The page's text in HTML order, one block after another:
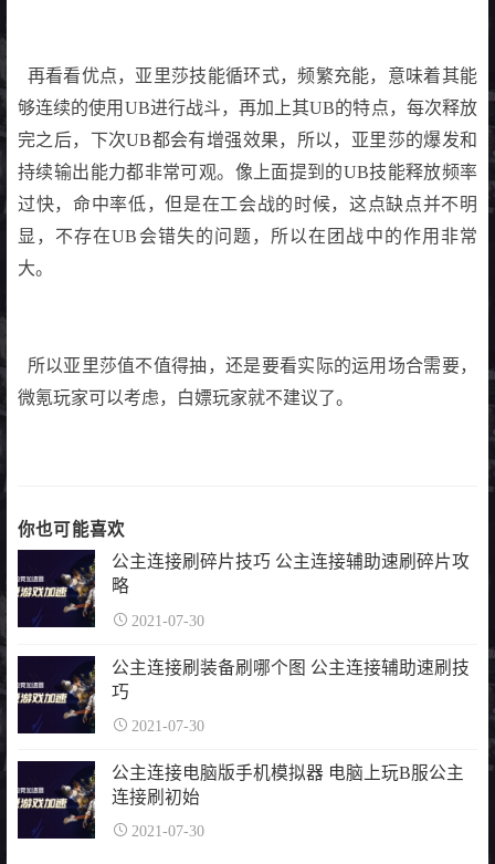
再看看优点，亚里莎技能循环式，频繁充能，意味着其能
够连续的使用UB进行战斗，再加上其UB的特点，每次释放
完之后，下次UB都会有增强效果，所以，亚里莎的爆发和
持续输出能力都非常可观。像上面提到的UB技能释放频率
过快，命中率低，但是在工会战的时候，这点缺点并不明
显，不存在UB会错失的问题，所以在团战中的作用非常
大。
所以亚里莎值不值得抽，还是要看实际的运用场合需要，
微氪玩家可以考虑，白嫖玩家就不建议了。
你也可能喜欢
公主连接刷碎片技巧 公主连接辅助速刷碎片攻
略
2021-07-30
公主连接刷装备刷哪个图 公主连接辅助速刷技
巧
2021-07-30
公主连接电脑版手机模拟器 电脑上玩B服公主
连接刷初始
2021-07-30